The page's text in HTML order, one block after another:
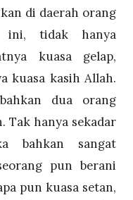
di daerah orang
ini, tidak hanya
kuasa gelap,
kuasa kasih Allah.
dua orang
Tak hanya sekadar
bahkan sangat
pun berani
pun kuasa setan,